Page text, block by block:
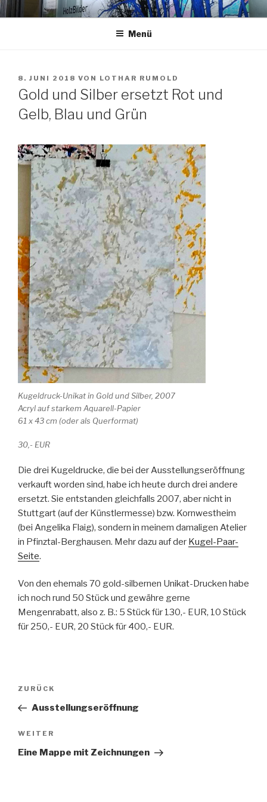
Zum
InhaltHOLZBILDER2018
Lothar Rumold im InfoCenter am Karlsruher Hauptfriedhof
Menü
VERÖFFENTLICHT
AM
8. JUNI 2018 VON LOTHAR RUMOLD
Gold und Silber ersetzt Rot und
Gelb, Blau und Grün
Kugeldruck-Unikat in Gold und Silber, 2007
Acryl auf starkem Aquarell-Papier
61 x 43 cm (oder als Querformat)
30,- EUR
Die drei Kugeldrucke, die bei der Ausstellungseröffnung
verkauft worden sind, habe ich heute durch drei andere
ersetzt. Sie entstanden gleichfalls 2007, aber nicht in
Stuttgart (auf der Künstlermesse) bzw. Kornwestheim
(bei Angelika Flaig), sondern in meinem damaligen Atelier
in Pfinztal-Berghausen. Mehr dazu auf der Kugel-Paar-
Seite.
Von den ehemals 70 gold-silbernen Unikat-Drucken habe
ich noch rund 50 Stück und gewähre gerne
Mengenrabatt, also z. B.: 5 Stück für 130,- EUR, 10 Stück
für 250,- EUR, 20 Stück für 400,- EUR.
Beitragsnavigation
Vorheriger
Beitrag
ZURÜCK
Ausstellungseröffnung
Nächster
Beitrag
WEITER
Eine Mappe mit Zeichnungen